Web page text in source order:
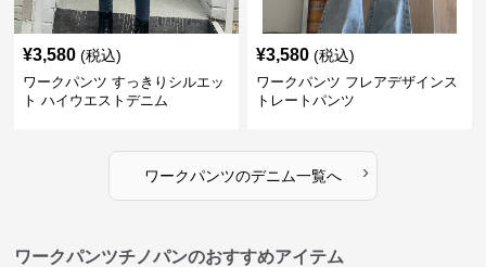
¥3,580 (税込)
ワークパンツ すっきりシルエッ
ト ハイウエストデニム
¥3,580 (税込)
ワークパンツ フレアデザインス
トレートパンツ
ワークパンツのデニム一覧へ ›
ワークパンツチノパンのおすすめアイテム